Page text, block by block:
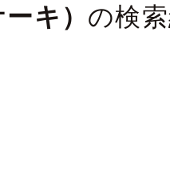
キ） の検